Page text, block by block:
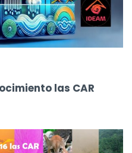
las CAR